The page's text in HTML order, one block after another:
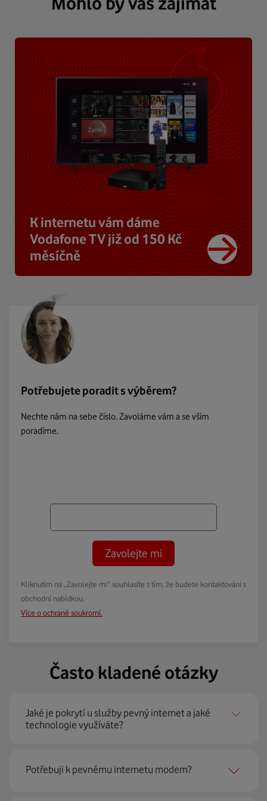
K internetu vám dáme
Vodafone TV již od 150 Kč
měsíčně
Potřebujete poradit s výběrem?
Nechte nám na sebe číslo. Zavoláme vám a se vším
poradíme.
Zavolejte mi
Kliknutím na „Zavolejte mi“ souhlasíte s tím, že budete kontaktováni s
obchodní nabídkou.
Více o ochraně soukromí.
Často kladené otázky
Jaké je pokrytí u služby pevný internet a jaké
technologie využíváte?
Pevný internet můžeme nabídnout
domácností
Potřebuji k pevnému internetu modem?